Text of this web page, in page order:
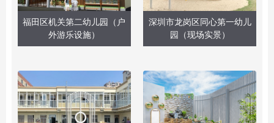
福田区机关第二幼儿园（户
外游乐设施）
深圳市龙岗区同心第一幼儿
园（现场实景）